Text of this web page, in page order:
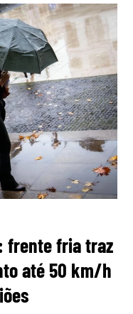
frente fria traz
até 50 km/h